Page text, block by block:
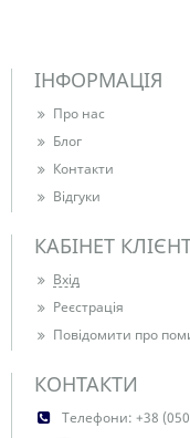
ІНФОРМАЦІЯ
Про нас
Блог
Контакти
Відгуки
КАБІНЕТ
Вхід
Реєстрація
Повідомити про
КОНТАКТИ
Телефони: +38